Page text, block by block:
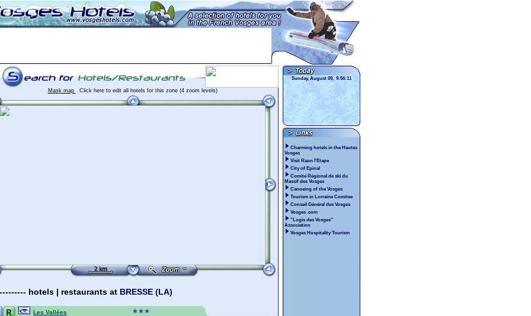
Sunday, August 09, 9:56:11
Mask map Click here to edit all hotels for this zone (4 zoom levels)
hotels | restaurants at BRESSE (LA)
Les Vallées
Charming hotels in the Hautes
Vosges
Visit Raon l'Etape
City of Epinal
Comité Régional de ski du
Massif des Vosges
Canoeing of the Vosges
Tourism in Lorraine Comitee
Conseil Général des Vosges
Vosges .com
"Logis des Vosges"
Association
Vosges Hospitality Tourism